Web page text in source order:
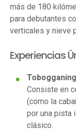
más de 180
para debutantes
verticales y nieve
Experiencias
Tobogganing
Consiste en
(como la
por una pista
clásico.